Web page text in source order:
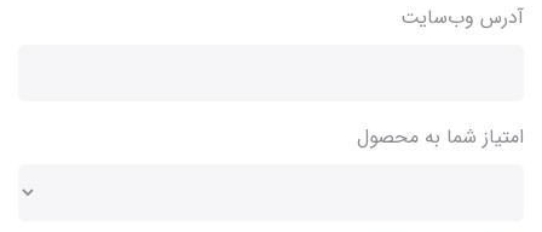
آدرس وب‌سایت
امتیاز شما به محصول